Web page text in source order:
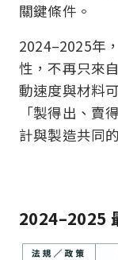
關鍵條件。
2024–2025年
性，不再只來
動速度與材料
「製得出、賣
計與製造共同
2024–2025